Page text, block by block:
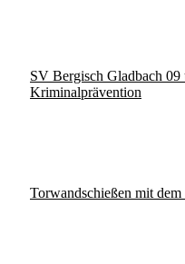
SV Bergisch Gladbach
Kriminalprävention
Torwandschießen mit